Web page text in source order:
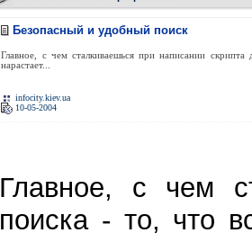
Безопасный и удобный поиск
Главное, с чем сталкиваешься при написании
нарастает...
infocity.kiev.ua
10-05-2004
Главное, с чем
поиска - то, что